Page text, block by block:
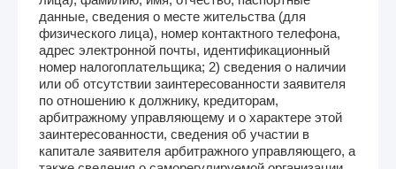
данные, сведения о месте жительства (для
физического лица), номер контактного телефона,
адрес электронной почты, идентификационный
номер налогоплательщика; 2) сведения о наличии
или об отсутствии заинтересованности заявителя
по отношению к должнику, кредиторам,
арбитражному управляющему и о характере этой
заинтересованности, сведения об участии в
капитале заявителя арбитражного управляющего, а